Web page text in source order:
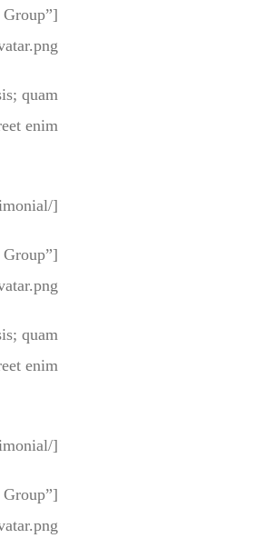
]
quam
enim.
[/testimonial]
]
quam
enim.
[/testimonial]
]